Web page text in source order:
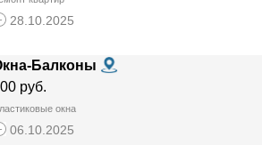
28.10.2025
Балконы
руб.
окна
06.10.2025